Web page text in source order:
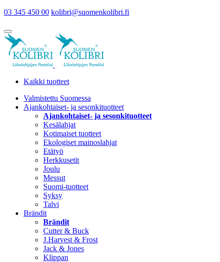
03 345 450 00 kolibri@suomenkolibri.fi
Kaikki tuotteet
Valmistettu Suomessa
Ajankohtaiset- ja sesonkituotteet
Ajankohtaiset- ja sesonkituotteet
Kesälahjat
Kotimaiset tuotteet
Ekologiset mainoslahjat
Etätyö
Herkkusetit
Joulu
Messut
Suomi-tuotteet
Syksy
Talvi
Brändit
Brändit
Cutter & Buck
J.Harvest & Frost
Jack & Jones
Klippan